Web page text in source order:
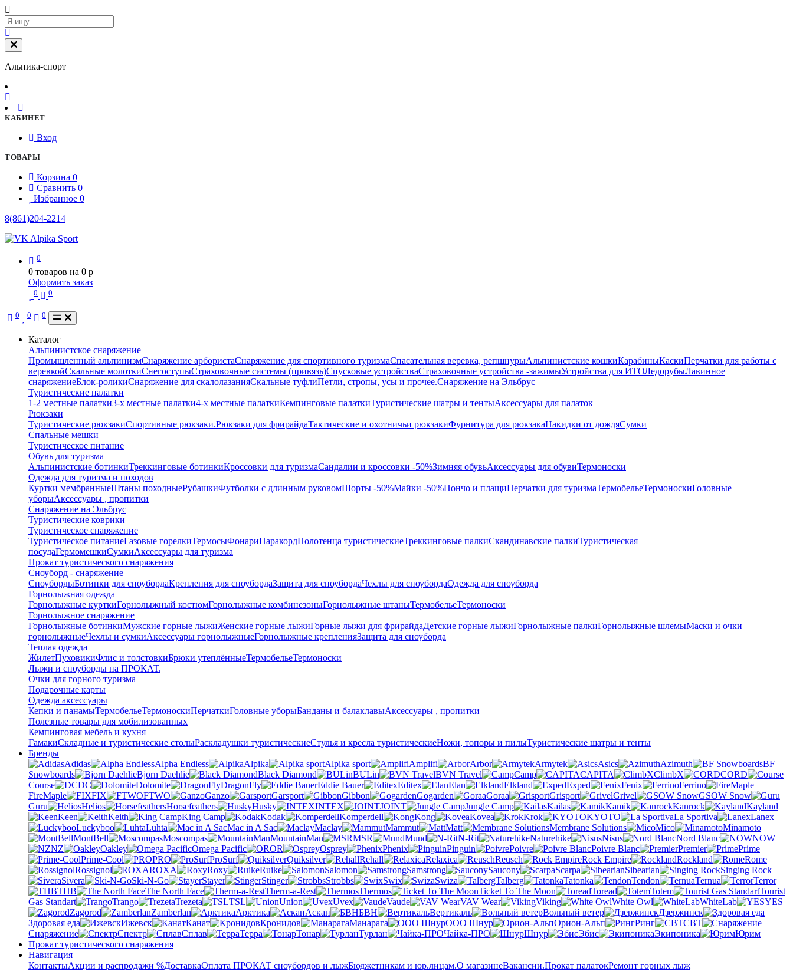
Альпика-спорт
КАБИНЕТ
Вход
ТОВАРЫ
Корзина 0
Сравнить 0
Избранное 0
8(861)204-2214
0
0 товаров на 0 p
Оформить заказ
0 0
0 0 0
Каталог
Альпинистское снаряжение
Промышленный альпинизмСнаряжение арбористаСнаряжение для спортивного туризмаСпасательная веревка, репшнурыАльпинистские кошкиКарабиныКаскиПерчатки для работы с
веревкойСкальные молоткиСнегоступыСтраховочные системы (привязь)Спусковые устройстваСтраховочные устройства -зажимыУстройства для ИТОЛедорубыЛавинное
снаряжениеБлок-роликиСнаряжение для скалолазанияСкальные туфлиПетли, стропы, усы и прочее.Снаряжение на Эльбрус
Туристические палатки
1-2 местные палатки3-х местные палатки4-х местные палаткиКемпинговые палаткиТуристические шатры и тентыАксессуары для палаток
Рюкзаки
Туристические рюкзакиСпортивные рюкзаки.Рюкзаки для фрирайдаТактические и охотничьи рюкзакиФурнитура для рюкзакаНакидки от дождяСумки
Спальные мешки
Туристическое питание
Обувь для туризма
Альпинистские ботинкиТреккинговые ботинкиКроссовки для туризмаСандалии и кроссовки -50%Зимняя обувьАксессуары для обувиТермоноски
Одежда для туризма и походов
Куртки мембранныеШтаны походныеРубашкиФутболки с длинным руковомШорты -50%Майки -50%Пончо и плащиПерчатки для туризмаТермобельеТермоноскиГоловные
уборыАксессуары , пропитки
Снаряжение на Эльбрус
Туристические коврики
Туристическое снаряжение
Туристическое питаниеГазовые горелкиТермосыФонариПаракордПолотенца туристическиеТреккинговые палкиСкандинавские палкиТуристическая
посудаГермомешкиСумкиАксессуары для туризма
Прокат туристического снаряжения
Сноуборд - снаряжение
СноубордыБотинки для сноубордаКрепления для сноубордаЗащита для сноубордаЧехлы для сноубордаОдежда для сноуборда
Горнолыжная одежда
Горнолыжные курткиГорнолыжный костюмГорнолыжные комбинезоныГорнолыжные штаныТермобельеТермоноски
Горнолыжное снаряжение
Горнолыжные ботинкиМужские горные лыжиЖенские горные лыжиГорные лыжи для фрирайдаДетские горные лыжиГорнолыжные палкиГорнолыжные шлемыМаски и очки
горнолыжныеЧехлы и сумкиАксессуары горнолыжныеГорнолыжные крепленияЗащита для сноуборда
Теплая одежда
ЖилетПуховикиФлис и толстовкиБрюки утеплённыеТермобельеТермоноски
Лыжи и сноуборды на ПРОКАТ.
Очки для горного туризма
Подарочные карты
Одежда аксессуары
Кепки и панамыТермобельеТермоноскиПерчаткиГоловные уборыБанданы и балаклавыАксессуары , пропитки
Полезные товары для мобилизованных
Кемпинговая мебель и кухня
ГамакиСкладные и туристические столыРаскладушки туристическиеСтулья и кресла туристическиеНожи, топоры и пилыТуристические шатры и тенты
Бренды
Adidas
Alpha Endless Alpika Alpika sport Amplifi Arbor Armytek Asics Azimuth
BF
Snowboards
Bjorn Daehlie Black Diamond BULin BVN Travel Camp CAPITA ClimbX
CORD
Course
DC Dolomite DragonFly Eddie Bauer Editex Elan Elkland Exped Fenix
Ferrino
FireMaple
FIX FTWO Ganzo Garsport Gibbon Gogarden Goraa Grisport Grivel
GSOW Snow
Guru
Helios Horsefeathers Husky INTEX JOINT Jungle Camp Kailas Kamik Kanrock
Kayland
Keen
Keith King Camp Kodak Komperdell Kong Kovea Krok KYOTO La Sportiva
Lanex
Luckyboo
Luhta Mac in A Sac Maclay Mammut Matt Membrane Solutions Mico
Minamoto
MontBell
Moscompas MountainMan MSR Mund N-Rit Naturehike Nisus Nord Blanc
NOW
NZ
Oakley Omega Pacific OR Osprey Phenix Pinguin Poivre Poivre Blanc Premier
Prime
Prime-Cool
PRO ProSurf Quiksilver Rehall Relaxica Reusch Rock Empire Rockland
Rome
Rossignol
ROXA Roxy Ruike Salomon Samstrong Saucony Scarpa Sibearian
Singing Rock
Sivera
Ski-N-Go Stayer Stinger Strobbs Swix Swiza Talberg Tatonka Tendon Ternua
Terror
THB
The North Face Therm-a-Rest Thermos Ticket To The Moon Toread Totem
Tourist
Gas Standart
Trango Trezeta TSL Union Uvex Vaude VAV Wear Viking White Owl WhiteLab
YES
Zagorod
Zamberlan Арктика Аскан БВН Вертикаль Вольный ветер
Дзержинск
Здоровая еда
Ижевск Канат Кронидов Манарага ООО Шнур Орион-Альп Ринг
СВТ
Снаряжение
Спектр Сплав Терра Тонар Турлан Чайка-ПРО Шнур Эбис Экипоника
Юрим
Прокат туристического снаряжения
Навигация
КонтактыАкции и распродажи %ДоставкаОплата ПРОКАТ сноубордов и лыжБюджетникам и юр.лицам.О магазинеВакансии.Прокат палатокРемонт горных лыж